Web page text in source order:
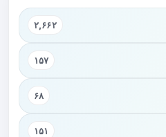
۲,۶۶۲
۱۵۷
۶۸
۱۵۱